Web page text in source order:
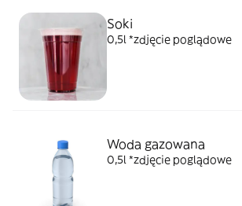
Soki
0,5l *zdjęcie poglądowe
Woda gazowana
0,5l *zdjęcie poglądowe